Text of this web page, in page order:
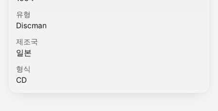
유형
Discman
제조국
일본
형식
CD